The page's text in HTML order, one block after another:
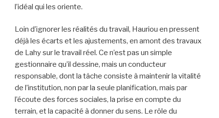
l’idéal qui les oriente.
Loin d’ignorer les réalités du travail, Hauriou en pressent
déjà les écarts et les ajustements, en amont des travaux
de Lahy sur le travail réel. Ce n’est pas un simple
gestionnaire qu’il dessine, mais un conducteur
responsable, dont la tâche consiste à maintenir la vitalité
de l’institution, non par la seule planification, mais par
l’écoute des forces sociales, la prise en compte du
terrain, et la capacité à donner du sens. Le rôle du